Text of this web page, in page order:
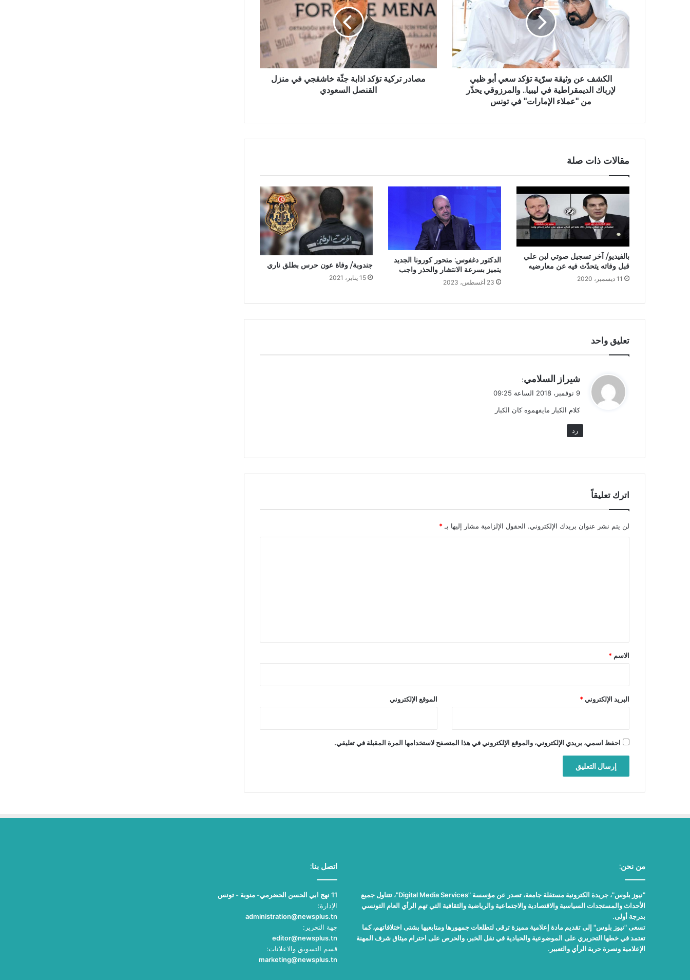
الكشف عن وثيقة سرّية تؤكد سعي أبو ظبي
لإرباك الديمقراطية في ليبيا.. والمرزوقي يحذّر
من "عملاء الإمارات" في تونس
مصادر تركية تؤكد اذابة جثّة خاشقجي في منزل
القنصل السعودي
مقالات ذات صلة
بالفيديو/ آخر تسجيل صوتي لبن علي
قبل وفاته يتحدّث فيه عن معارضيه
11 ديسمبر، 2020
الدكتور دغفوس: متحور كورونا الجديد
يتميز بسرعة الانتشار والحذر واجب
23 أغسطس، 2023
جندوبة/ وفاة عون حرس بطلق ناري
15 يناير، 2021
تعليق واحد
ي
ل
شيراز السلامي:
9 نوفمبر، 2018 الساعة 09:25
كلام الكبار مايفهموه كان الكبار
رد
اترك تعليقاً
لن يتم نشر عنوان بريدك الإلكتروني. الحقول الإلزامية مشار إليها بـ *
*
الاسم *
البريد الإلكتروني* الموقع الإلكتروني
احفظ اسمي، بريدي الإلكتروني، والموقع الإلكتروني في هذا المتصفح لاستخدامها المرة المقبلة في تعليقي.
من نحن:
"نيوز بلوس"، جريدة الكترونية مستقلة جامعة، تصدر عن مؤسسة "Digital Media Services"، تتناول جميع
الأحداث والمستجدات السياسية والاقتصادية والاجتماعية والرياضية والثقافية التي تهم الرأي العام التونسي
بدرجة أولى.
تسعى "نيوز بلوس" إلى تقديم مادة إعلامية مميزة ترقى لتطلعات جمهورها ومتابعيها بشتى اختلافاتهم، كما
تعتمد في خطها التحريري على الموضوعية والحيادية في نقل الخبر، والحرص على احترام ميثاق شرف المهنة
الإعلامية ونصرة حرية الرأي والتعبير.
اتصل بنا:
11 نهج ابي الحسن الحضرمي- منوبة - تونس
الإدارة:
administration@newsplus.tn
جهة التحرير:
editor@newsplus.tn
قسم التسويق والاعلانات:
marketing@newsplus.tn